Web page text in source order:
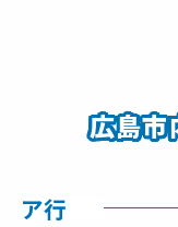
広島市
ア行